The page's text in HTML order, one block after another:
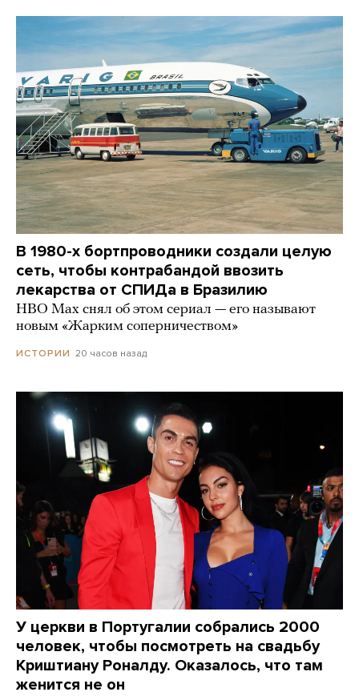
В 1980-х бортпроводники создали целую
сеть, чтобы контрабандой ввозить
лекарства от СПИДа в Бразилию
HBO Max снял об этом сериал — его называют
новым «Жарким соперничеством»
ИСТОРИИ 20 часов назад
У церкви в Португалии собрались 2000
человек, чтобы посмотреть на свадьбу
Криштиану Роналду. Оказалось, что там
женится не он